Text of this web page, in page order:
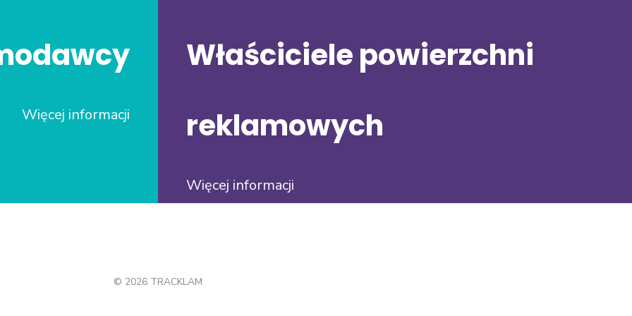
Więcej informacji
Właściciele powierzchni
reklamowych
Więcej informacji
© 2026 TRACKLAM